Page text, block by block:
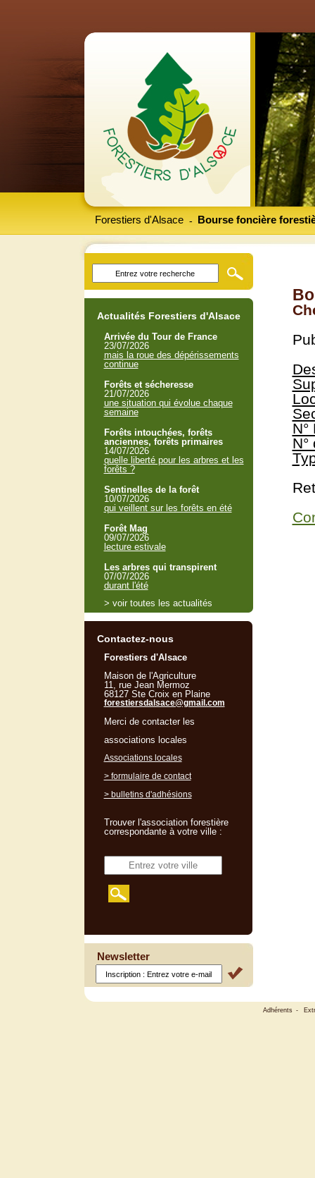
Forestiers d'Alsace Bourse foncière
-
N°
N°
Actualités Forestiers d'Alsace
Arrivée du Tour de France
23/07/2026
mais la roue des dépérissements
continue
Forêts et sécheresse
21/07/2026
une situation qui évolue chaque
semaine
Forêts intouchées, forêts
anciennes, forêts primaires
14/07/2026
quelle liberté pour les arbres et les
forêts ?
Sentinelles de la forêt
10/07/2026
qui veillent sur les forêts en été
Forêt Mag
09/07/2026
lecture estivale
Les arbres qui transpirent
07/07/2026
durant l'été
> voir toutes les actualités
Contactez-nous
Forestiers d'Alsace
Maison de l'Agriculture
11, rue Jean Mermoz
68127 Ste Croix en Plaine
forestiersdalsace@gmail.com
Merci de contacter les
associations locales
Associations locales
> formulaire de contact
> bulletins d'adhésions
Trouver l'association forestière
correspondante à votre ville :
Newsletter
Adhérents -